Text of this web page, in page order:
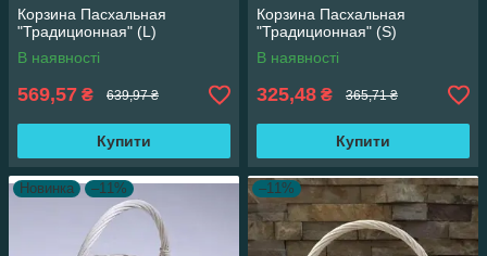
Корзина Пасхальная
"Традиционная" (L)
В наявності
569,57 ₴ 639,97 ₴
Купити
Корзина Пасхальная
"Традиционная" (S)
В наявності
325,48 ₴ 365,71 ₴
Купити
Новинка –11% –11%